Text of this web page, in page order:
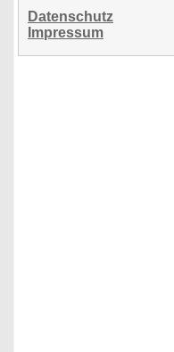
Datenschutz
Impressum